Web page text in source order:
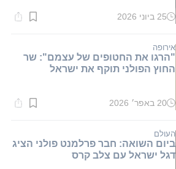
זמן
דקות.
25 ביוני 2026
אירופה
"הרגו את החטופים של עצמם": שר
החוץ הפולני תוקף את ישראל
זמן
דקות.
20 באפר׳ 2026
העולם
ביום השואה: חבר פרלמנט פולני הציג
דגל ישראל עם צלב קרס